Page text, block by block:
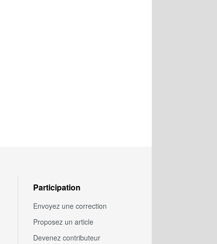
Participation
Envoyez une correction
Proposez un article
Devenez contributeur